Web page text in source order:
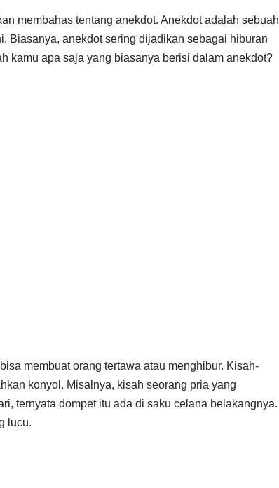
membahas tentang anekdot. Anekdot adalah sebuah
Biasanya, anekdot sering dijadikan sebagai hiburan
kamu apa saja yang biasanya berisi dalam anekdot?
membuat orang tertawa atau menghibur. Kisah-
konyol. Misalnya, kisah seorang pria yang
ternyata dompet itu ada di saku celana belakangnya.
lucu.